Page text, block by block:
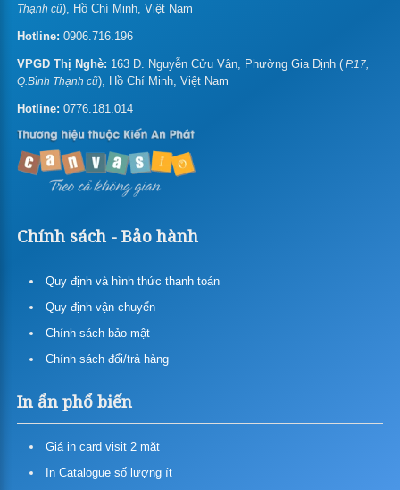
In thiệp mời/sinh nhật/chúc mừng năm mới
In tent card – Table tent – Standee để bàn
In pp
In Pp Ngoài Trời (in Mực Gốc
Giá in hiflex, băng rôn, backdrop
In decal lưới
In canvas
In backlit film
Thạnh cũ), Hồ Chí Minh, Việt Nam
Hotline: 0906.716.196
VPGD Thị Nghè: 163 Đ. Nguyễn Cửu Vân, Phường Gia Định ( P.17,
Q.Bình Thạnh cũ), Hồ Chí Minh, Việt Nam
Hotline: 0776.181.014
Chính sách - Bảo hành
Quy định và hình thức thanh toán
Quy định vận chuyển
Chính sách bảo mật
Chính sách đổi/trả hàng
In ẩn phổ biến
Giá in card visit 2 mặt
In Catalogue số lượng ít